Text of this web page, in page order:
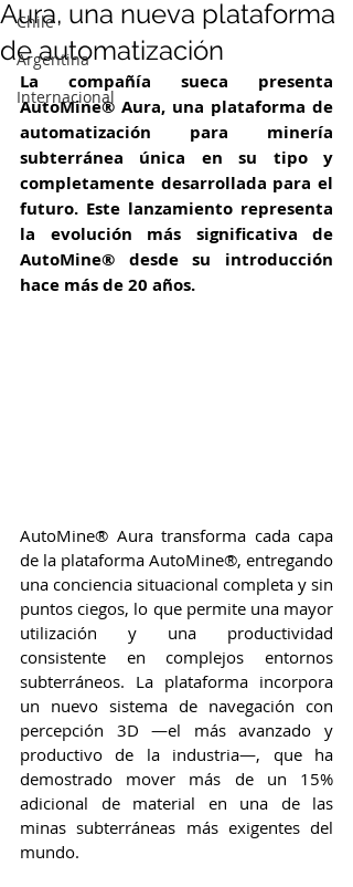
Chile
Argentina
Internacional
Aura, una nueva plataforma
de automatización
La compañía sueca presenta
AutoMine® Aura, una plataforma de
automatización para minería
subterránea única en su tipo y
completamente desarrollada para el
futuro. Este lanzamiento representa
la evolución más significativa de
AutoMine® desde su introducción
hace más de 20 años.
AutoMine® Aura transforma cada capa
de la plataforma AutoMine®, entregando
una conciencia situacional completa y sin
puntos ciegos, lo que permite una mayor
utilización y una productividad
consistente en complejos entornos
subterráneos. La plataforma incorpora
un nuevo sistema de navegación con
percepción 3D —el más avanzado y
productivo de la industria—, que ha
demostrado mover más de un 15%
adicional de material en una de las
minas subterráneas más exigentes del
mundo.